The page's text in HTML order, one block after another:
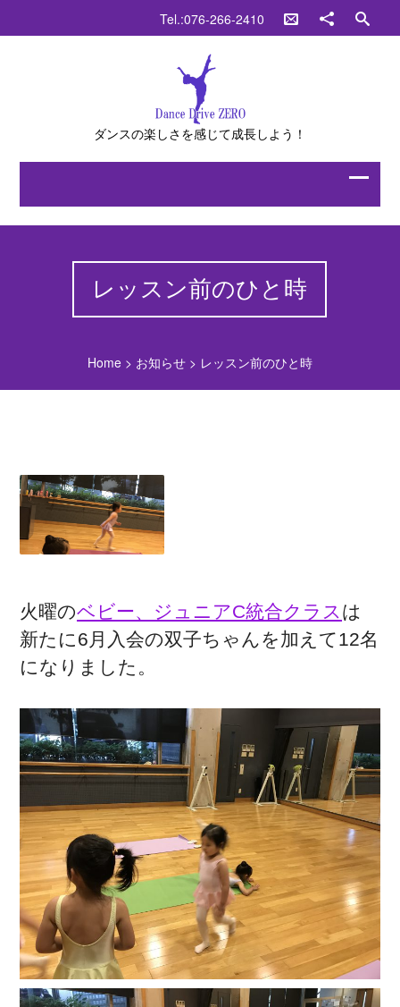
Tel.:076-266-2410
ダンスの楽しさを感じて成長しよう！
レッスン前のひと時
Home> お知らせ> レッスン前のひと時
火曜のベビー、ジュニアC統合クラス は
新たに6月入会の双子ちゃんを加えて12名
になりました。